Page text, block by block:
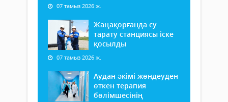
07 тамыз 2026 ж.
Жаңақорғанда су
тарату станциясы іске
қосылды
07 тамыз 2026 ж.
Аудан әкімі жөндеуден
өткен терапия
бөлімшесінің